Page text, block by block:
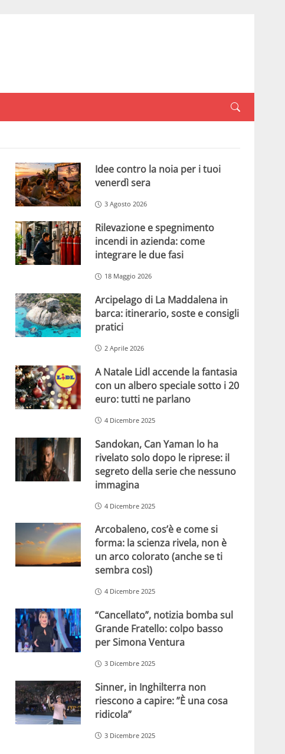
Idee contro la noia per i tuoi
venerdì sera
3 Agosto 2026
Rilevazione e spegnimento
incendi in azienda: come
integrare le due fasi
18 Maggio 2026
Arcipelago di La Maddalena in
barca: itinerario, soste e consigli
pratici
2 Aprile 2026
A Natale Lidl accende la fantasia
con un albero speciale sotto i 20
euro: tutti ne parlano
4 Dicembre 2025
Sandokan, Can Yaman lo ha
rivelato solo dopo le riprese: il
segreto della serie che nessuno
immagina
4 Dicembre 2025
Arcobaleno, cos’è e come si
forma: la scienza rivela, non è
un arco colorato (anche se ti
sembra così)
4 Dicembre 2025
“Cancellato”, notizia bomba sul
Grande Fratello: colpo basso
per Simona Ventura
3 Dicembre 2025
Sinner, in Inghilterra non
riescono a capire: ”È una cosa
ridicola”
3 Dicembre 2025